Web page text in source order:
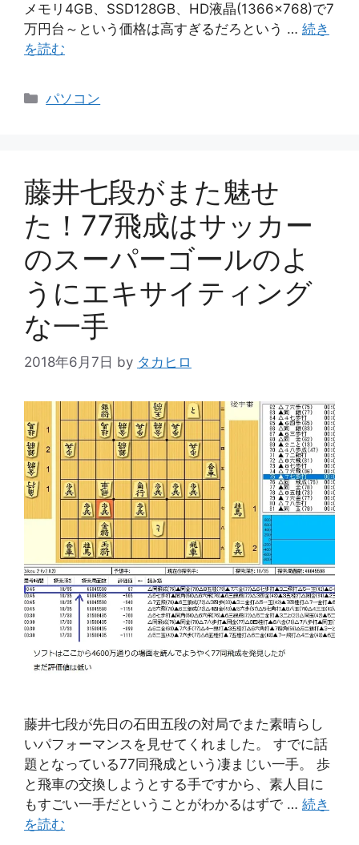
メモリ4GB、SSD128GB、HD液晶(1366×768)で7
万円台～という価格は高すぎるだろという … 続き
を読む
カ
パソコン
藤井七段がまた魅せ
た！77飛成はサッカー
のスーパーゴールのよ
うにエキサイティング
な一手
2018年6月7日 by タカヒロ
藤井七段が先日の石田五段の対局でまた素晴らし
いパフォーマンスを見せてくれました。 すでに話
題となっている77同飛成という凄まじい一手。 歩
と飛車の交換しようとする手ですから、素人目に
もすごい一手だということがわかるはずで … 続き
を読む